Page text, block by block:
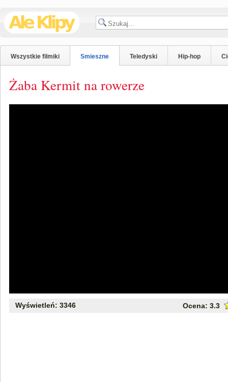
Wszystkie filmiki Smieszne Teledyski Hip-hop
Żaba Kermit na rowerze
Wyświetleń: 3346 Ocena: 3.3